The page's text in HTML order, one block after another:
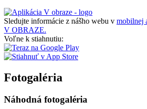
Sledujte informácie z nášho webu v mobilnej
V OBRAZE.
Voľne k stiahnutiu:
Fotogaléria
Náhodná fotogaléria